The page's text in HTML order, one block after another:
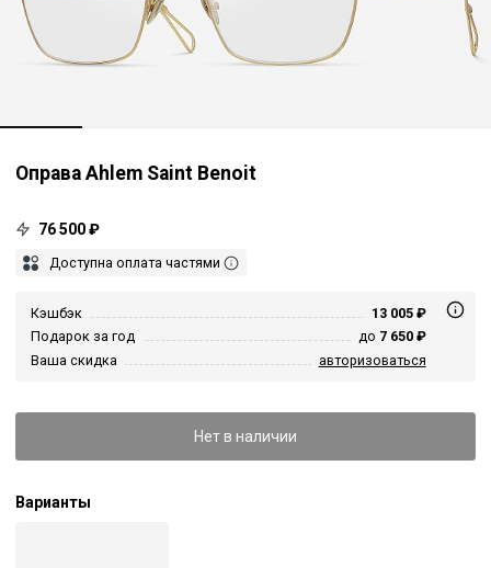
Оправа Ahlem Saint Benoit
76 500 ₽
Доступна оплата частями
Кэшбэк
13 005 ₽
Подарок за год
до 7 650 ₽
Ваша скидка
авторизоваться
Нет в наличии
Варианты